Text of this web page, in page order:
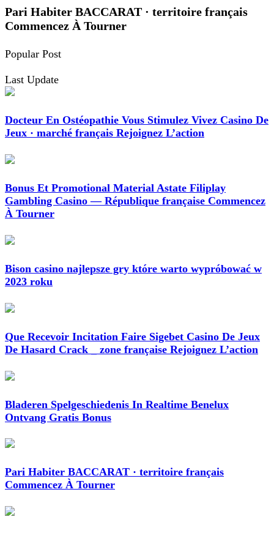
Pari Habiter BACCARAT · territoire français
Commencez À Tourner
Popular Post
Last Update
Docteur En Ostéopathie Vous Stimulez Vivez Casino De
Jeux · marché français Rejoignez L’action
Bonus Et Promotional Material Astate Filiplay
Gambling Casino — République française Commencez
À Tourner
Bison casino najlepsze gry które warto wypróbować w
2023 roku
Que Recevoir Incitation Faire Sigebet Casino De Jeux
De Hasard Crack _ zone française Rejoignez L’action
Bladeren Spelgeschiedenis In Realtime Benelux
Ontvang Gratis Bonus
Pari Habiter BACCARAT · territoire français
Commencez À Tourner